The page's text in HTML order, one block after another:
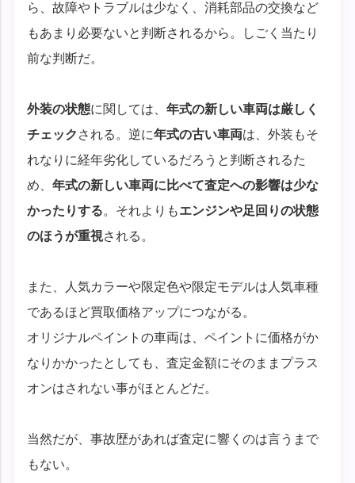
ら、故障やトラブルは少なく、消耗部品の交換など
もあまり必要ないと判断されるから。しごく当たり
前な判断だ。
外装の状態に関しては、年式の新しい車両は厳しく
チェック される。逆に年式の古い車両は、外装もそ
れなりに経年劣化しているだろうと判断されるた
め、年式の新しい車両に比べて査定への影響は少な
かったりする。それよりもエンジンや足回りの状態
のほうが重視される。
また、人気カラーや限定色や限定モデルは人気車種
であるほど買取価格アップにつながる。
オリジナルペイントの車両は、ペイントに価格がか
なりかかったとしても、査定金額にそのままプラス
オンはされない事がほとんどだ。
当然だが、事故歴があれば査定に響くのは言うまで
もない。